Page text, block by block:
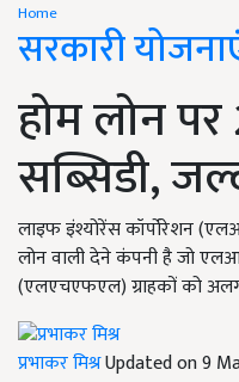
Home
सरकारी
होम लोन
सब्सिडी,
लाइफ इंश्योरेंस कॉर्पोरेशन
लोन वाली देने कंपनी है जो
(एलएचएफएल) ग्राहकों को
प्रभाकर मिश्रUpdated on 9